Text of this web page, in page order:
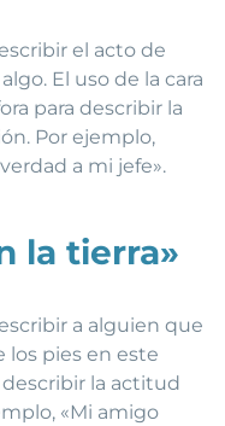
el acto de
El uso de la cara
para describir la
Por ejemplo,
a mi jefe».
la tierra»
a alguien que
los pies en este
la actitud
«Mi amigo